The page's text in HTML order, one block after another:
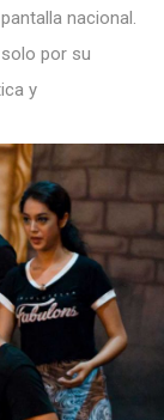
nacional.
por su
y